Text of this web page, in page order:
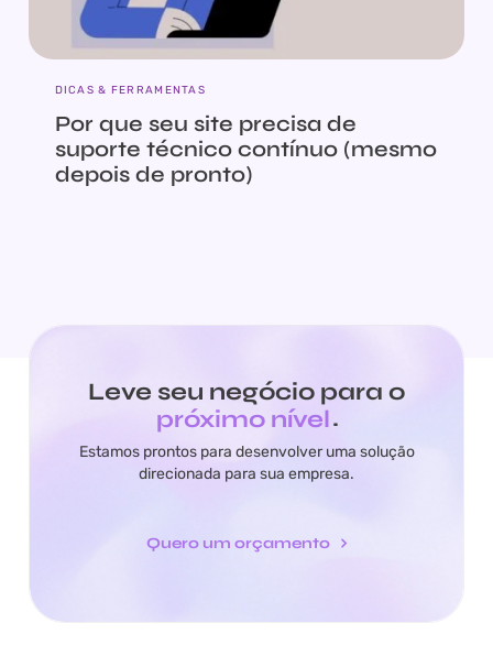
DICAS & FERRAMENTAS
Por que seu site precisa de
suporte técnico contínuo (mesmo
depois de pronto)
Leve seu negócio para o
próximo nível.
Estamos prontos para desenvolver uma solução
direcionada para sua empresa.
Quero um orçamento